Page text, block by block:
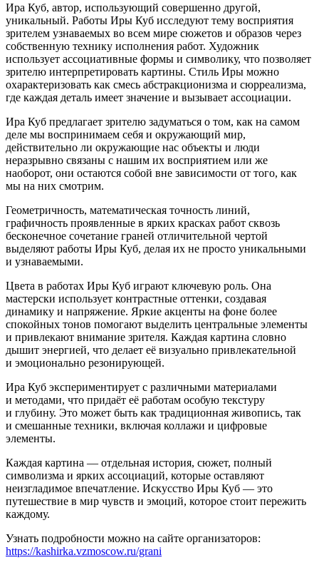
Ира Куб, автор, использующий совершенно другой,
уникальный. Работы Иры Куб исследуют тему восприятия
зрителем узнаваемых во всем мире сюжетов и образов через
собственную технику исполнения работ. Художник
использует ассоциативные формы и символику, что позволяет
зрителю интерпретировать картины. Стиль Иры можно
охарактеризовать как смесь абстракционизма и сюрреализма,
где каждая деталь имеет значение и вызывает ассоциации.
Ира Куб предлагает зрителю задуматься о том, как на самом
деле мы воспринимаем себя и окружающий мир,
действительно ли окружающие нас объекты и люди
неразрывно связаны с нашим их восприятием или же
наоборот, они остаются собой вне зависимости от того, как
мы на них смотрим.
Геометричность, математическая точность линий,
графичность проявленные в ярких красках работ сквозь
бесконечное сочетание граней отличительной чертой
выделяют работы Иры Куб, делая их не просто уникальными
и узнаваемыми.
Цвета в работах Иры Куб играют ключевую роль. Она
мастерски использует контрастные оттенки, создавая
динамику и напряжение. Яркие акценты на фоне более
спокойных тонов помогают выделить центральные элементы
и привлекают внимание зрителя. Каждая картина словно
дышит энергией, что делает её визуально привлекательной
и эмоционально резонирующей.
Ира Куб экспериментирует с различными материалами
и методами, что придаёт её работам особую текстуру
и глубину. Это может быть как традиционная живопись, так
и смешанные техники, включая коллажи и цифровые
элементы.
Каждая картина — отдельная история, сюжет, полный
символизма и ярких ассоциаций, которые оставляют
неизгладимое впечатление. Искусство Иры Куб — это
путешествие в мир чувств и эмоций, которое стоит пережить
каждому.
Узнать подробности можно на сайте организаторов:
https://kashirka.vzmoscow.ru/grani